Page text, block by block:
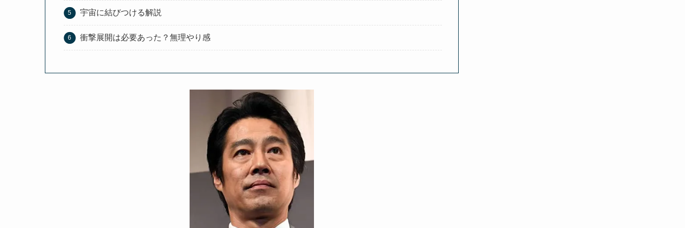
宇宙に結びつける解説
衝撃展開は必要あった？無理やり感